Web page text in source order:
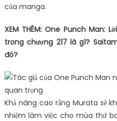
của manga.
XEM THÊM: One Punch Man:
trong chương 217 là gì?
đó?
Khả năng cao rằng Murata sẽ
nhiệm làm việc cho mùa thứ